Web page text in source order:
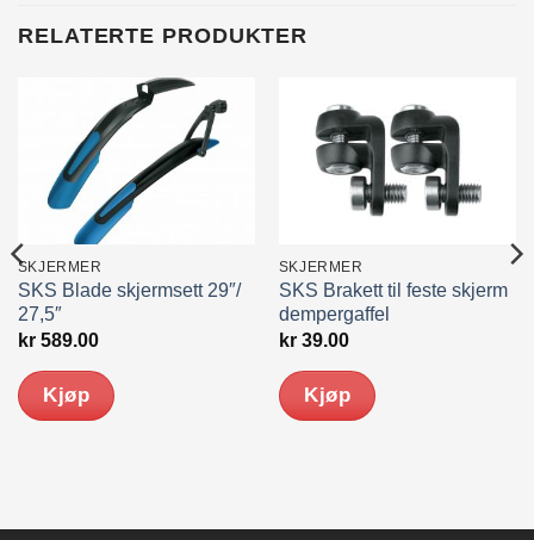
RELATERTE PRODUKTER
SKJERMER
SKS Blade skjermsett 29″/
27,5″
kr589.00
Kjøp
SKJERMER
SKS Brakett til feste skjerm
dempergaffel
kr39.00
Kjøp